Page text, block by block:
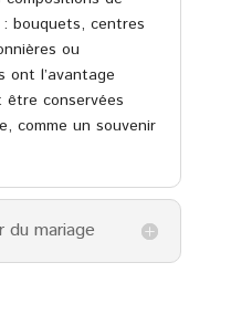
bouquets, centres
ou
ont l’avantage
être conservées
comme un souvenir
du mariage